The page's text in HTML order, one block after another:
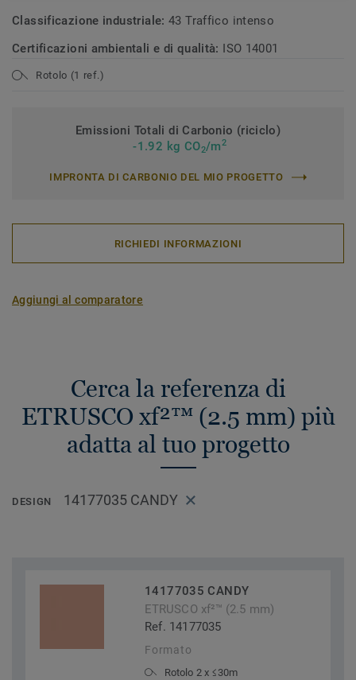
Classificazione industriale:43 Traffico intenso
Certificazioni ambientali e di qualità: ISO 14001
Rotolo (1 ref.)
Emissioni Totali di Carbonio (riciclo)
-1.92 kg CO2/m2
IMPRONTA DI CARBONIO DEL MIO PROGETTO
RICHIEDI INFORMAZIONI
Aggiungi al comparatore
Cerca la referenza di
ETRUSCO xf²™ (2.5 mm) più
adatta al tuo progetto
DESIGN 14177035 CANDY
14177035 CANDY
ETRUSCO xf²™ (2.5 mm)
Ref. 14177035
Formato
Rotolo 2 x ≤30m